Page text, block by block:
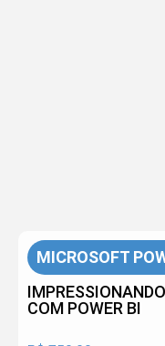
MICROSOFT
COM POWER BI